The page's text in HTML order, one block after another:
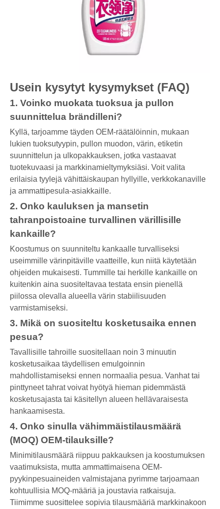
Usein kysytyt kysymykset (FAQ)
1. Voinko muokata tuoksua ja pullon
suunnittelua brändilleni?
Kyllä, tarjoamme täyden OEM-räätälöinnin, mukaan
lukien tuoksutyypin, pullon muodon, värin, etiketin
suunnittelun ja ulkopakkauksen, jotka vastaavat
tuotekuvaasi ja markkinamieltymyksiäsi. Voit valita
erilaisia ​​tyylejä vähittäiskaupan hyllyille, verkkokanaville
ja ammattipesula-asiakkaille.
2. Onko kauluksen ja mansetin
tahranpoistoaine turvallinen värillisille
kankaille?
Koostumus on suunniteltu kankaalle turvalliseksi
useimmille värinpitäville vaatteille, kun niitä käytetään
ohjeiden mukaisesti. Tummille tai herkille kankaille on
kuitenkin aina suositeltavaa testata ensin pienellä
piilossa olevalla alueella värin stabiilisuuden
varmistamiseksi.
3. Mikä on suositeltu kosketusaika ennen
pesua?
Tavallisille tahroille suositellaan noin 3 minuutin
kosketusaikaa täydellisen emulgoinnin
mahdollistamiseksi ennen normaalia pesua. Vanhat tai
pinttyneet tahrat voivat hyötyä hieman pidemmästä
kosketusajasta tai käsitellyn alueen hellävaraisesta
hankaamisesta.
4. Onko sinulla vähimmäistilausmäärä
(MOQ) OEM-tilauksille?
Minimitilausmäärä riippuu pakkauksen ja koostumuksen
vaatimuksista, mutta ammattimaisena OEM-
pyykinpesuaineiden valmistajana pyrimme tarjoamaan
kohtuullisia MOQ-määriä ja joustavia ratkaisuja.
Tiimimme suosittelee sopivia tilausmääriä markkinakoon